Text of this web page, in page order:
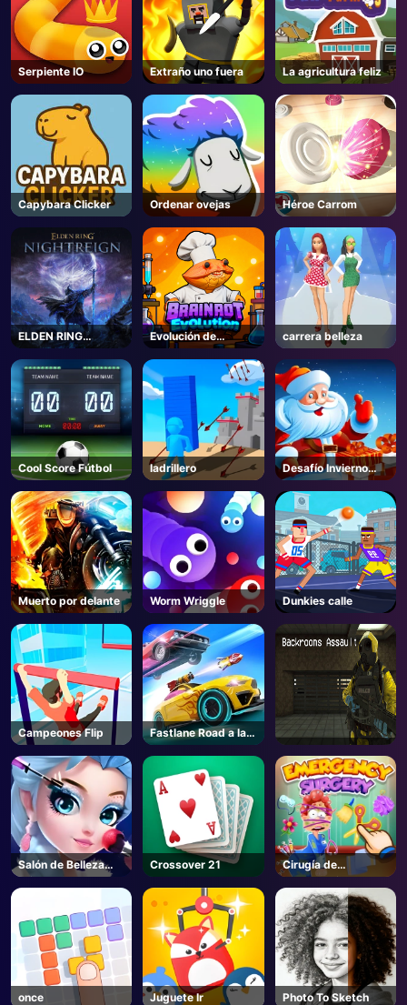
AD
Serpiente IO Extraño uno fuera La agricultura feliz
Capybara Clicker Ordenar ovejas Héroe Carrom
ELDEN RING
NIGHTREIGN -
Steam
Evolución de
Brainrot - Roblox
carrera belleza
Cool Score Fútbol ladrillero
Desafío Invierno
Santa Claus
Muerto por delante Worm Wriggle Dunkies calle
Campeones Flip
Fastlane Road a la
Venganza Maestro
Salón de Belleza
Princesa
Crossover 21
Cirugía de
emergencia
once Juguete Ir Photo To Sketch